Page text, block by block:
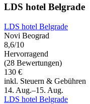
LDS hotel Belgrade
LDS hotel Belgrade
Novi Beograd
8,6/10
Hervorragend
(28 Bewertungen)
130 €
inkl. Steuern & Gebühren
14. Aug.–15. Aug.
LDS hotel Belgrade